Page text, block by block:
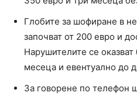
Глобите за шофиране в
започват от 200 евро и
Нарушителите се
месеца и евентуално до
За говорене по телефон